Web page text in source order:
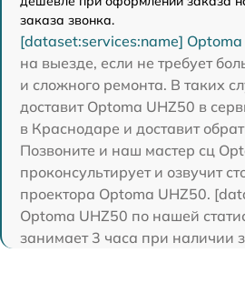
заказа звонка.
[dataset:services:name]
на выезде, если не требует
и сложного ремонта. В таких
доставит Optoma UHZ50 в
в Краснодаре и доставит
Позвоните и наш мастер сц
проконсультирует и озвучит
проектора Optoma UHZ50.
Optoma UHZ50 по нашей
занимает 3 часа при наличии